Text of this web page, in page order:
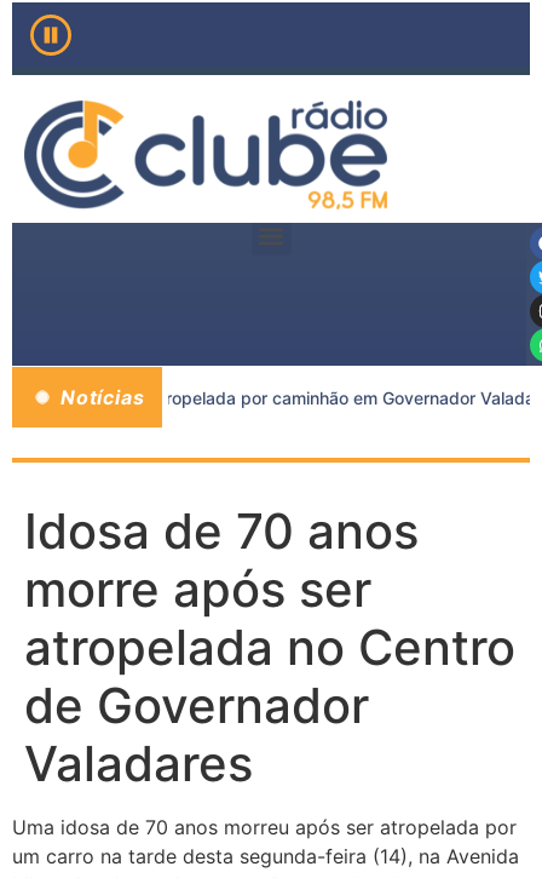
Notícias
morre após ser atropelada por caminhão em Governador
Idosa de 70 anos
morre após ser
atropelada no Centro
de Governador
Valadares
Uma idosa de 70 anos morreu após ser atropelada por
um carro na tarde desta segunda-feira (14), na Avenida